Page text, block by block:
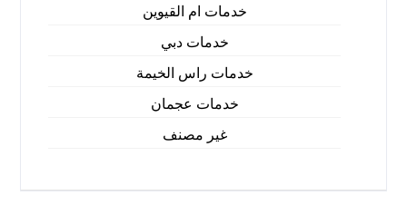
خدمات ام القيوين
خدمات دبي
خدمات راس الخيمة
خدمات عجمان
غير مصنف